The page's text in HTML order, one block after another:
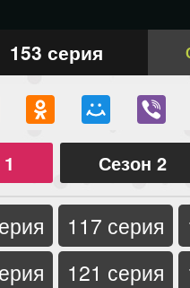
153 серия
Сезон 2
117 серия
121 серия